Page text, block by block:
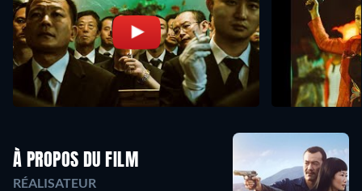
À PROPOS DU FILM
RÉALISATEUR